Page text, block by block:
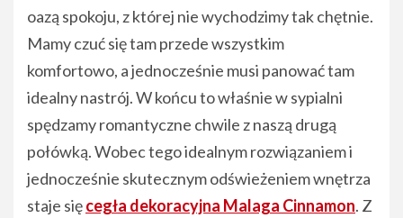
oazą spokoju, z której nie wychodzimy tak chętnie.
Mamy czuć się tam przede wszystkim
komfortowo, a jednocześnie musi panować tam
idealny nastrój. W końcu to właśnie w sypialni
spędzamy romantyczne chwile z naszą drugą
połówką. Wobec tego idealnym rozwiązaniem i
jednocześnie skutecznym odświeżeniem wnętrza
staje sięcegła dekoracyjna Malaga Cinnamon. Z